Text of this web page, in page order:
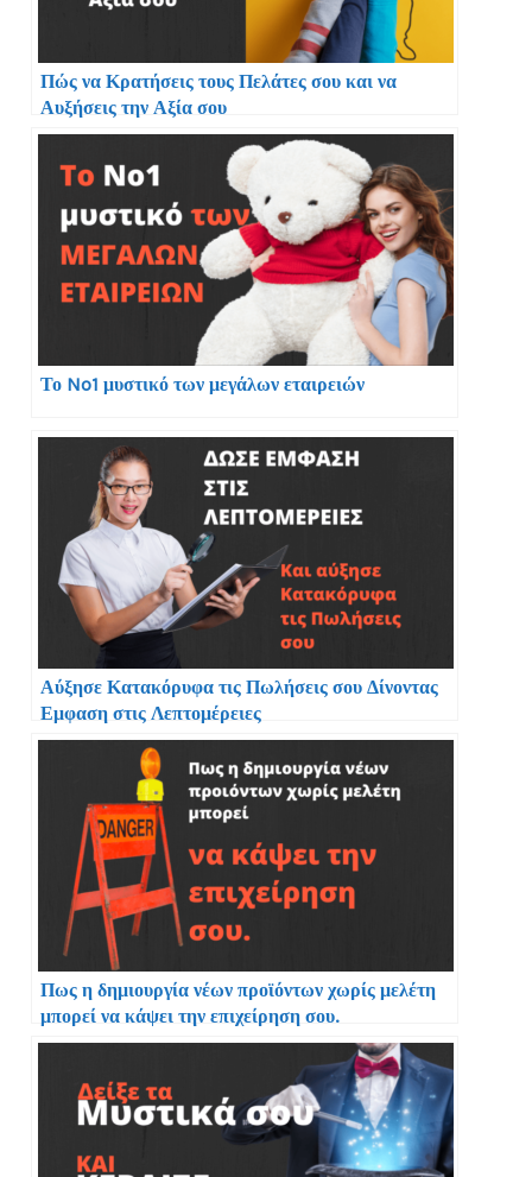
Πώς να Κρατήσεις τους Πελάτες σου και να
Αυξήσεις την Αξία σου
Το No1 μυστικό των μεγάλων εταιρειών
Αύξησε Κατακόρυφα τις Πωλήσεις σου Δίνοντας
Εμφαση στις Λεπτομέρειες
Πως η δημιουργία νέων προϊόντων χωρίς μελέτη
μπορεί να κάψει την επιχείρηση σου.